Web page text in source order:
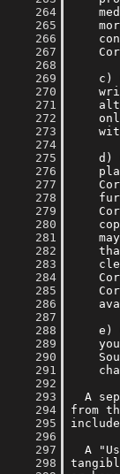
    264
    265
    266
    267
    268
    269
    270
    271
    272
    273
    274
    275
    276
    277
    278
    279
    280
    281
    282
    283
    284
    285
    286
    287
    288
    289
    290
    291
    292
    293
    294
    295
    296
    297
    298